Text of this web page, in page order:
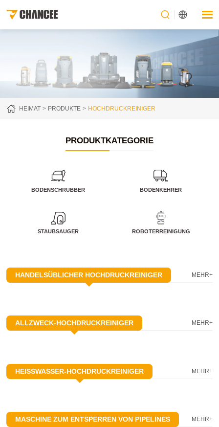
HEIMAT PRODUKTE HOCHDRUCKREINIGER
PRODUKTKATEGORIE
BODENSCHRUBBER BODENKEHRER
STAUBSAUGER ROBOTERREINIGUNG
HANDELSÜBLICHER HOCHDRUCKREINIGER MEHR+
ALLZWECK-HOCHDRUCKREINIGER MEHR+
HEISSWASSER-HOCHDRUCKREINIGER MEHR+
MASCHINE ZUM ENTSPERREN VON PIPELINES MEHR+